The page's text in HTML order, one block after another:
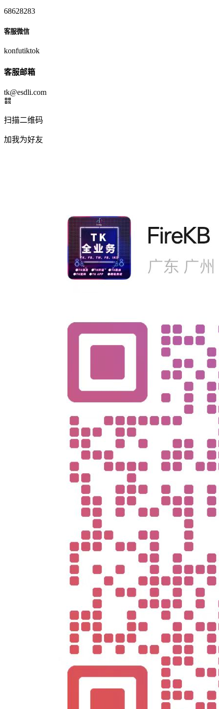
68628283
客服微信
konfutiktok
客服邮箱
tk@esdli.com
扫描二维码
加我为好友